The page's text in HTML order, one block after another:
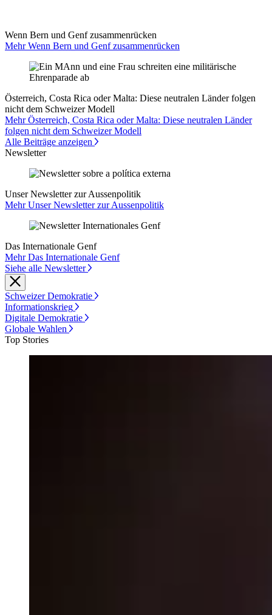
Wenn Bern und Genf zusammenrücken
Mehr Wenn Bern und Genf zusammenrücken
Österreich, Costa Rica oder Malta: Diese neutralen Länder folgen
nicht dem Schweizer Modell
Mehr Österreich, Costa Rica oder Malta: Diese neutralen Länder
folgen nicht dem Schweizer Modell
Alle Beiträge anzeigen
Newsletter
Unser Newsletter zur Aussenpolitik
Mehr Unser Newsletter zur Aussenpolitik
Das Internationale Genf
Mehr Das Internationale Genf
Siehe alle Newsletter
Schweizer Demokratie
Informationskrieg
Digitale Demokratie
Globale Wahlen
Top Stories